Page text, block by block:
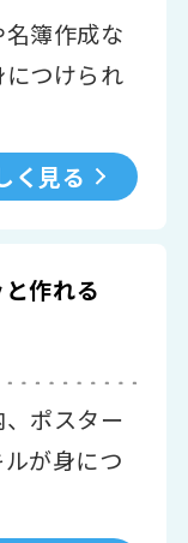
簿作成な
つけられ
く見る
作れる
ポスター
が身につ